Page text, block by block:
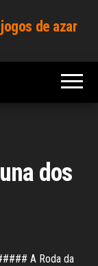
de azar
dos
A Roda da